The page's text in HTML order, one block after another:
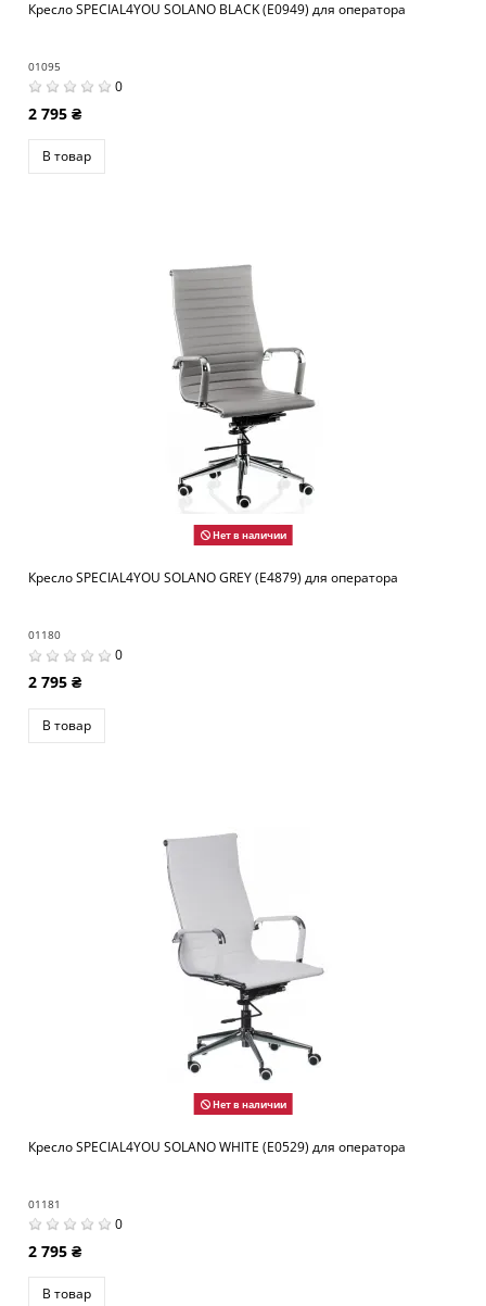
Кресло SPECIAL4YOU SOLANO BLACK (E0949) для оператора
01095
0
2 795 ₴
В товар
Нет в наличии
Кресло SPECIAL4YOU SOLANO GREY (E4879) для оператора
01180
0
2 795 ₴
В товар
Нет в наличии
Кресло SPECIAL4YOU SOLANO WHITE (E0529) для оператора
01181
0
2 795 ₴
В товар